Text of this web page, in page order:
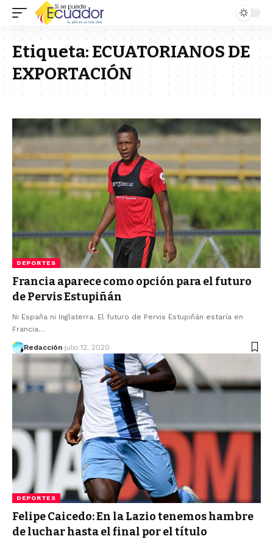
Etiqueta: ECUATORIANOS DE
EXPORTACIÓN
DEPORTES
Francia aparece como opción para el futuro
de Pervis Estupiñán
Ni España ni Inglaterra. El futuro de Pervis Estupiñán estaría en
Francia…
Redacción julio 12, 2020
DEPORTES
Felipe Caicedo: En la Lazio tenemos hambre
de luchar hasta el final por el título